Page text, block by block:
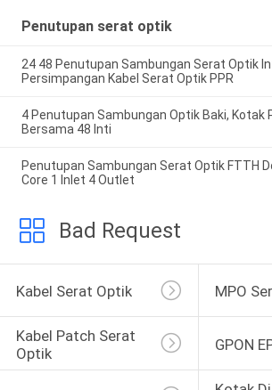
Penutupan serat optik
24 48 Penutupan Sambungan Serat Optik
Persimpangan Kabel Serat Optik PPR
4 Penutupan Sambungan Optik Baki, Kotak
Bersama 48 Inti
Penutupan Sambungan Serat Optik FTTH
Core 1 Inlet 4 Outlet
Bad Request
Kabel Serat Optik MPO
Kabel Patch Serat
Optik
GPON